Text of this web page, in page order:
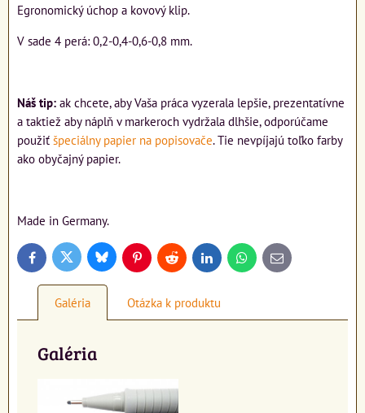
Egronomický úchop a kovový klip.
V sade 4 perá: 0,2-0,4-0,6-0,8 mm.
Náš tip: ak chcete, aby Vaša práca vyzerala lepšie, prezentatívne
a taktiež aby náplň v markeroch vydržala dlhšie, odporúčame
použiť špeciálny papier na popisovače. Tie nevpíjajú toľko farby
ako obyčajný papier.
Made in Germany.
FacebookTwitter BlueskyPinterestReddit LinkedInWhatsApp
E-
mail
Galéria Otázka k produktu
Galéria